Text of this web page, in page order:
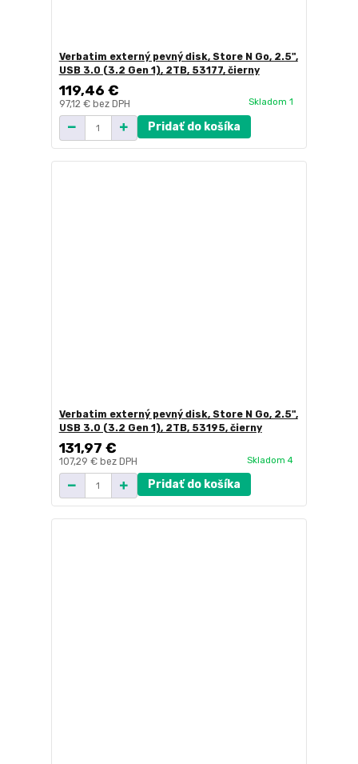
Verbatim externý pevný disk, Store N Go, 2.5",
USB 3.0 (3.2 Gen 1), 2TB, 53177, čierny
119,46 €
97,12 € bez DPH Skladom 1
Pridať do košíka
Verbatim externý pevný disk, Store N Go, 2.5",
USB 3.0 (3.2 Gen 1), 2TB, 53195, čierny
131,97 €
107,29 € bez DPH Skladom 4
Pridať do košíka